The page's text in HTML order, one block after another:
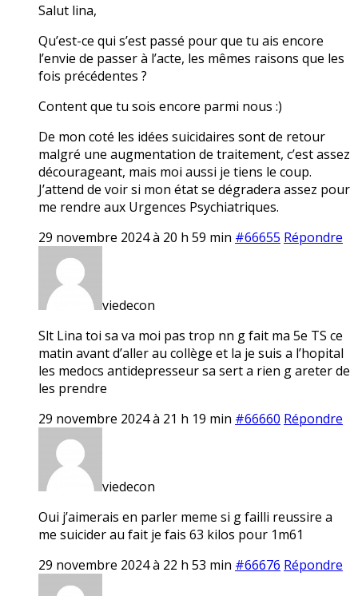
Salut lina,
Qu’est-ce qui s’est passé pour que tu ais encore
l’envie de passer à l’acte, les mêmes raisons que les
fois précédentes ?
Content que tu sois encore parmi nous :)
De mon coté les idées suicidaires sont de retour
malgré une augmentation de traitement, c’est assez
décourageant, mais moi aussi je tiens le coup.
J’attend de voir si mon état se dégradera assez pour
me rendre aux Urgences Psychiatriques.
29 novembre 2024 à 20 h 59 min #66655 Répondre
viedecon
Slt Lina toi sa va moi pas trop nn g fait ma 5e TS ce
matin avant d’aller au collège et la je suis a l’hopital
les medocs antidepresseur sa sert a rien g areter de
les prendre
29 novembre 2024 à 21 h 19 min #66660 Répondre
viedecon
Oui j’aimerais en parler meme si g failli reussire a
me suicider au fait je fais 63 kilos pour 1m61
29 novembre 2024 à 22 h 53 min #66676 Répondre